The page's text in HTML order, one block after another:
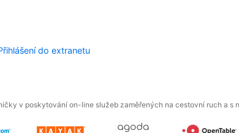
do extranetu
v poskytování on-line služeb zaměřených na cestovní ruch a s